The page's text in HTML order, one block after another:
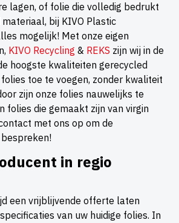
lagen, of folie die volledig bedrukt
bij KIVO Plastic
mogelijk! Met onze eigen
KIVO Recycling & REKS zijn wij in de
hoogste kwaliteiten gerecycled
toe te voegen, zonder kwaliteit
zijn onze folies nauwelijks te
folies die gemaakt zijn van virgin
met ons op om de
in regio
een vrijblijvende offerte laten
van uw huidige folies. In